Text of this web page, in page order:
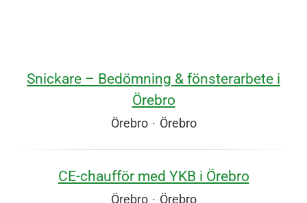
Snickare – Bedömning & fönsterarbete i
Örebro
Örebro · Örebro
CE‑chaufför med YKB i Örebro
Örebro · Örebro